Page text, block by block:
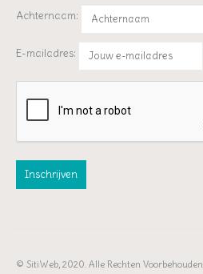
Achternaam:
E-mailadres:
© SitiWeb, 2020. Alle Rechten Voorbehouden.